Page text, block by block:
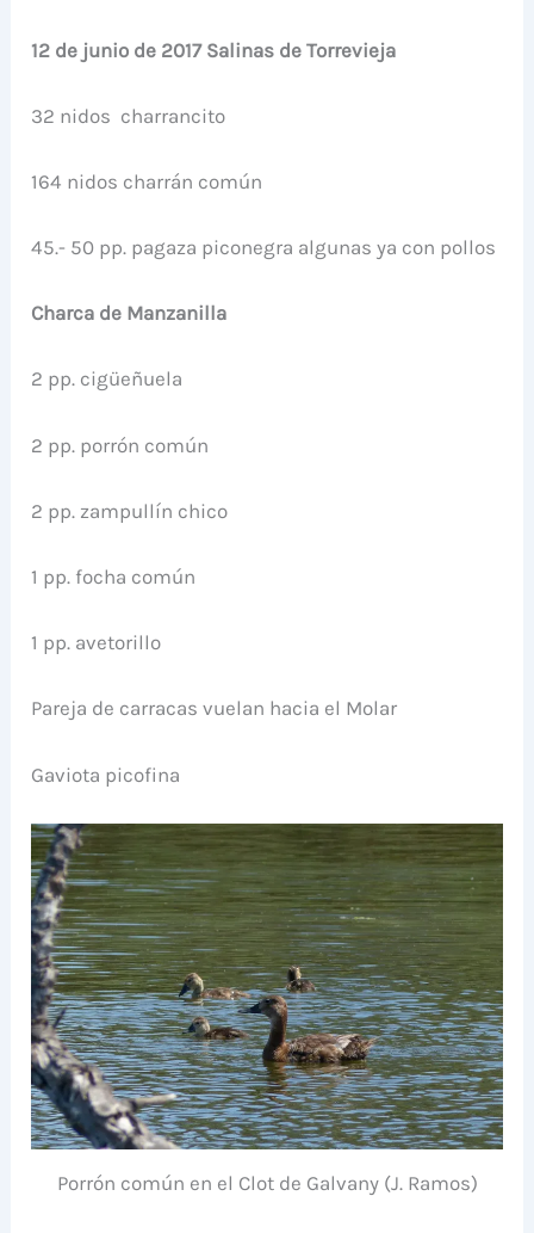
12 de junio de 2017 Salinas de Torrevieja
32 nidos charrancito
164 nidos charrán común
45.- 50 pp. pagaza piconegra algunas ya con pollos
Charca de Manzanilla
2 pp. cigüeñuela
2 pp. porrón común
2 pp. zampullín chico
1 pp. focha común
1 pp. avetorillo
Pareja de carracas vuelan hacia el Molar
Gaviota picofina
Porrón común en el Clot de Galvany (J. Ramos)